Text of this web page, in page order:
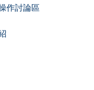
作討論區